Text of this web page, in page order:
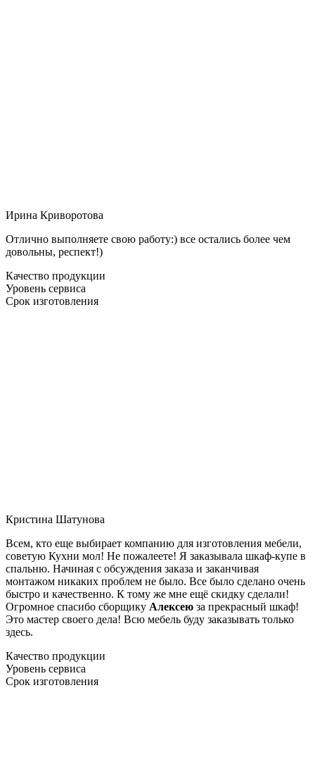
Ирина Криворотова
Отлично выполняете свою работу:) все остались более чем
довольны, респект!)
Качество продукции
Уровень сервиса
Срок изготовления
Кристина Шатунова
Всем, кто еще выбирает компанию для изготовления мебели,
советую Кухни мол! Не пожалеете! Я заказывала шкаф-купе в
спальню. Начиная с обсуждения заказа и заканчивая
монтажом никаких проблем не было. Все было сделано очень
быстро и качественно. К тому же мне ещё скидку сделали!
Огромное спасибо сборщику Алексею за прекрасный шкаф!
Это мастер своего дела! Всю мебель буду заказывать только
здесь.
Качество продукции
Уровень сервиса
Срок изготовления